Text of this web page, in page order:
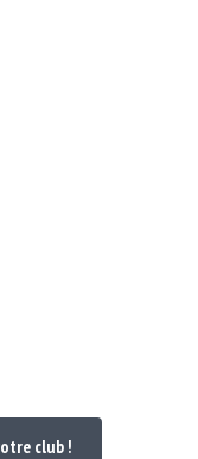
club !